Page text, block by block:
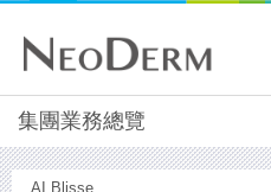
容
開
集團業務總覽
Menu